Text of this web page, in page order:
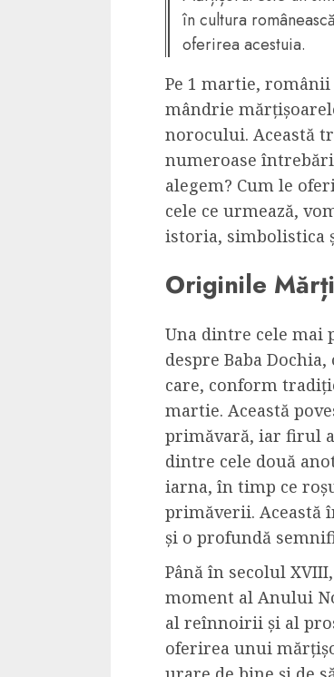
în cultura
oferirea acestuia.
Pe 1 martie,
mândrie
norocului. Această
numeroase
alegem? Cum le
cele ce urmează,
istoria, simbolistica
Originile
Una dintre cele mai
despre Baba
care, conform
martie. Această
primăvară, iar firul
dintre cele două
iarna, în timp ce
primăverii. Această
și o profundă
Până în secolul
moment al Anului
al reînnoirii și al
oferirea unui
Onoare
cadre
ALEXANDRU S.
4 min read
Bucatar de ocazie
Cele mai
cu piept
ALEXANDRU S.